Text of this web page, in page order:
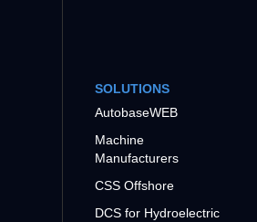
SOLUTIONS
AutobaseWEB
Machine
Manufacturers
CSS Offshore
DCS for Hydroelectric